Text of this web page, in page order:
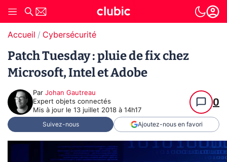
Accueil Cybersécurité
Patch Tuesday : pluie de fix chez
Microsoft, Intel et Adobe
Par Johan Gautreau
Expert objets connectés
Mis à jour le 13 juillet 2018 à 14h17
0
Suivez-nous Ajoutez-nous en favori